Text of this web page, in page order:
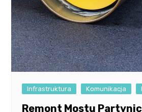
Infrastruktura Komunikacja
Remont Mostu